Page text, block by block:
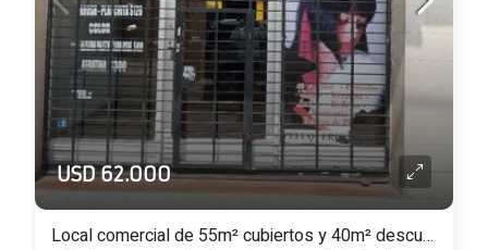
USD 62.000
Local comercial de 55m² cubiertos y 40m² descubiertos a 30 metros de Avenida